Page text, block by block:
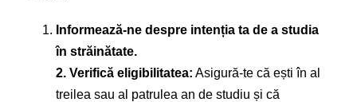
Informează-ne despre intenția ta de a studia
în străinătate.
2. Verifică eligibilitatea: Asigură-te că ești în al
treilea sau al patrulea an de studiu și că